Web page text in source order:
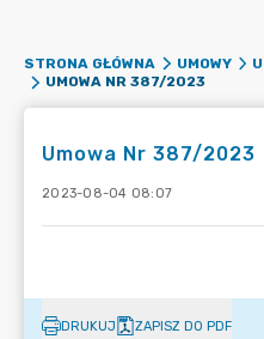
STRONA GŁÓWNA UMOWY
UMOWA NR 387/2023
Umowa Nr 387/2023
2023-08-04 08:07
DRUKUJ ZAPISZ DO PDF